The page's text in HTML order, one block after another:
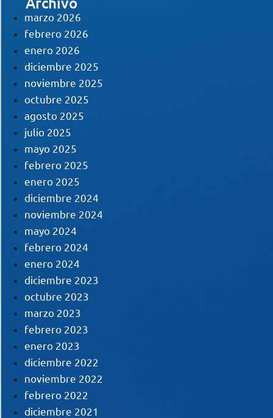
marzo 2026
febrero 2026
enero 2026
diciembre 2025
noviembre 2025
octubre 2025
agosto 2025
julio 2025
mayo 2025
febrero 2025
enero 2025
diciembre 2024
noviembre 2024
mayo 2024
febrero 2024
enero 2024
diciembre 2023
octubre 2023
marzo 2023
febrero 2023
enero 2023
diciembre 2022
noviembre 2022
febrero 2022
diciembre 2021